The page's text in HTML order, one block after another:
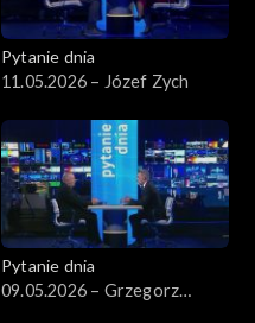
Pytanie dnia
11.05.2026 – Józef Zych
Pytanie dnia
09.05.2026 – Grzegorz